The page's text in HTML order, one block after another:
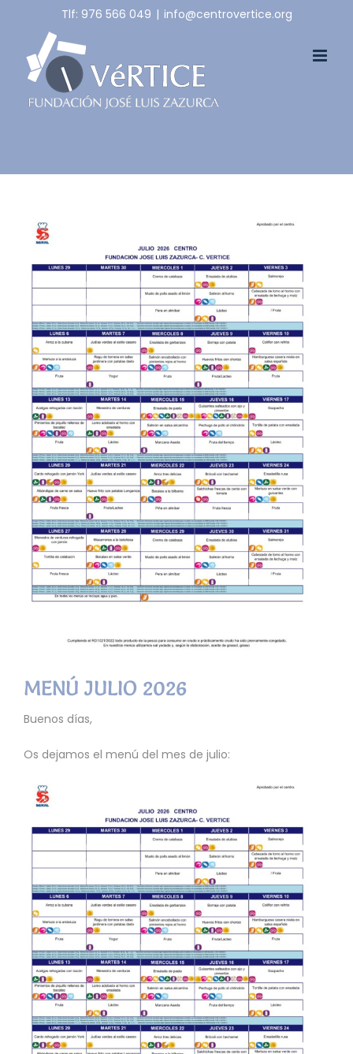
content
Tlf: 976 566 049 | info@centrovertice.org
View
Larger
Image
MENÚ JULIO 2026
Buenos días,
Os dejamos el menú del mes de julio: